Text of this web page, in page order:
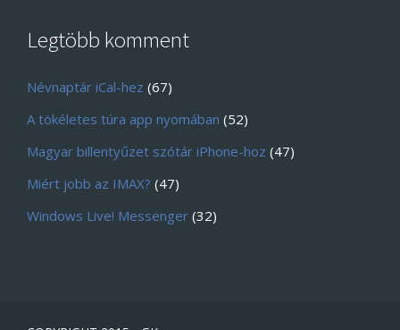
Legtöbb komment
Névnaptár iCal-hez (67)
A tökéletes túra app nyomában (52)
Magyar billentyűzet szótár iPhone-hoz (47)
Miért jobb az IMAX? (47)
Windows Live! Messenger (32)